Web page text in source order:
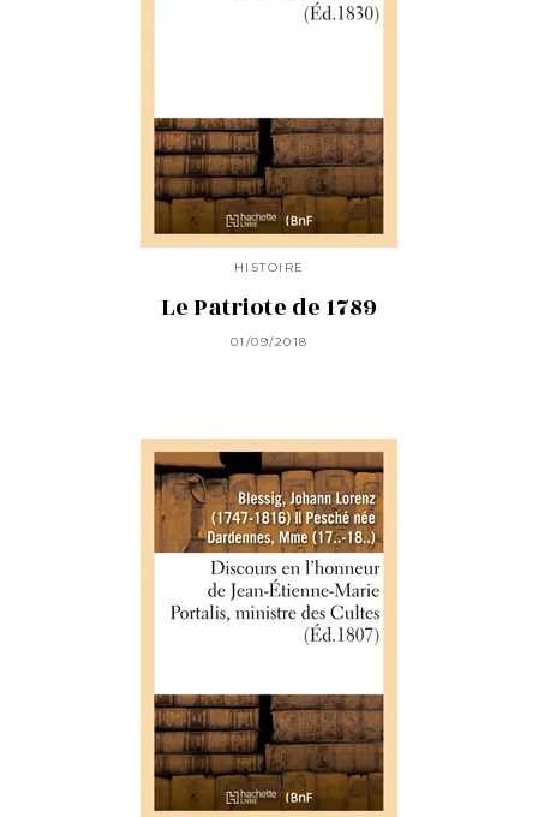
HISTOIRE
Le Patriote de 1789
01/09/2018